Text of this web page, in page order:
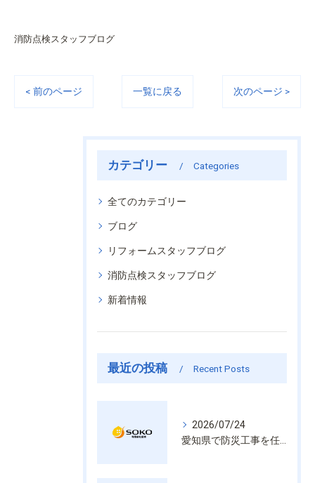
消防点検スタッフブログ
< 前のページ 一覧に戻る 次のページ >
カテゴリー Categories
全てのカテゴリー
ブログ
リフォームスタッフブログ
消防点検スタッフブログ
新着情報
最近の投稿 Recent Posts
2026/07/24
愛知県で防災工事を任せるなら経験と技術で安心を提供する老舗業者